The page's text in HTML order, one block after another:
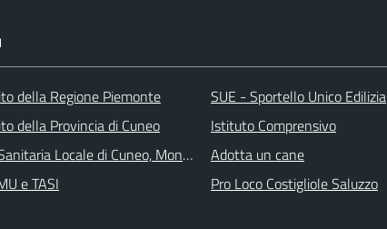
della Regione Piemonte
della Provincia di Cuneo
Locale di Cuneo, Mondovì e Savigliano
e TASI
SUE - Sportello Unico Edilizia
Istituto Comprensivo
Adotta un cane
Pro Loco Costigliole Saluzzo